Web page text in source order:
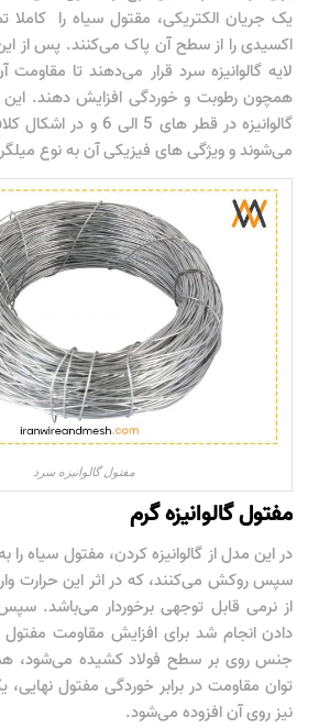
یک جریان الکتریکی، مقتول سیاه را کاملا
اکسیدی را از سطح آن پاک می‌کنند. پس از
لایه گالوانیزه سرد قرار می‌دهند تا مقاومت
همچون رطوبت و خوردگی افزایش دهند.
گالوانیزه در قطر های 5
می‌شوند و ویژگی های فیزیکی آن به نوع
مفتول گالوانیزه سرد
مفتول گالوانیزه گرم
در این مدل از گالوانیزه کردن، مفتول سیاه
سپس روکش می‌کنند، که در اثر این حرارت
از نرمی قابل توجهی برخوردار می‌باشد.
دادن انجام شد برای افزایش مقاومت
جنس روی بر سطح فولاد کشیده می‌شود،
توان مقاومت در برابر خوردگی مفتول
نیز روی آن افزوده می‌شود.